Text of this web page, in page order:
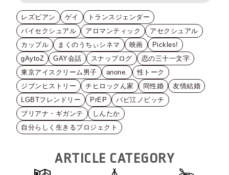
レズビアン ゲイ
トランスジェンダー
バイセクシュアル
アロマンティック
アセクシュアル
カップル
まくのうちぃシネマ 映画
Pickles!
gAytoZ
GAY会話 スナップログ
恋の三十一文字
東京アイスクリーム男子
anone.
性トーク
ジブンヒストリー
チヒロックん家 同性婚
友情結婚
LGBTフレンドリー
PrEP
バビ江ノビッチ
ブリアナ・ギガンテ
しんたか
自分らしく生きるプロジェクト
ARTICLE CATEGORY